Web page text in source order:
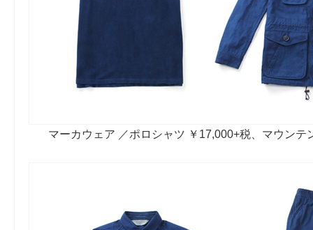
マーカウェア ／ポロシャツ ￥17,000+税、マウンテ